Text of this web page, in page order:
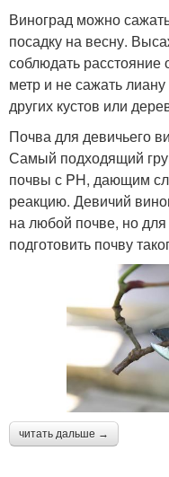
Виноград можно
посадку на весну.
соблюдать
метр и не сажать
других кустов или
Почва для девичьего
Самый подходящий
почвы с PH, дающим
реакцию. Девичий
на любой почве, но
подготовить почву
читать дальше →